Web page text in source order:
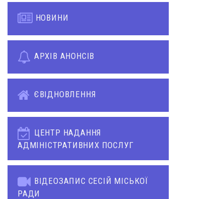
НОВИНИ
АРХІВ АНОНСІВ
ЄВІДНОВЛЕННЯ
ЦЕНТР НАДАННЯ
АДМІНІСТРАТИВНИХ ПОСЛУГ
ВІДЕОЗАПИС СЕСІЙ МІСЬКОЇ
РАДИ